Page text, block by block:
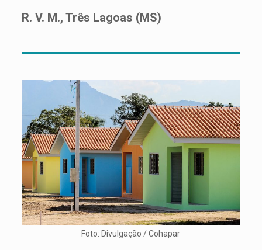
R. V. M., Três Lagoas (MS)
Foto: Divulgação / Cohapar